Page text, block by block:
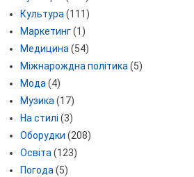
Культура (111)
Маркетинг(1)
Медицина (54)
Міжнарождна політика (5)
Мода (4)
Музика (17)
На стилі (3)
Оборудки (208)
Освіта (123)
Погода (5)